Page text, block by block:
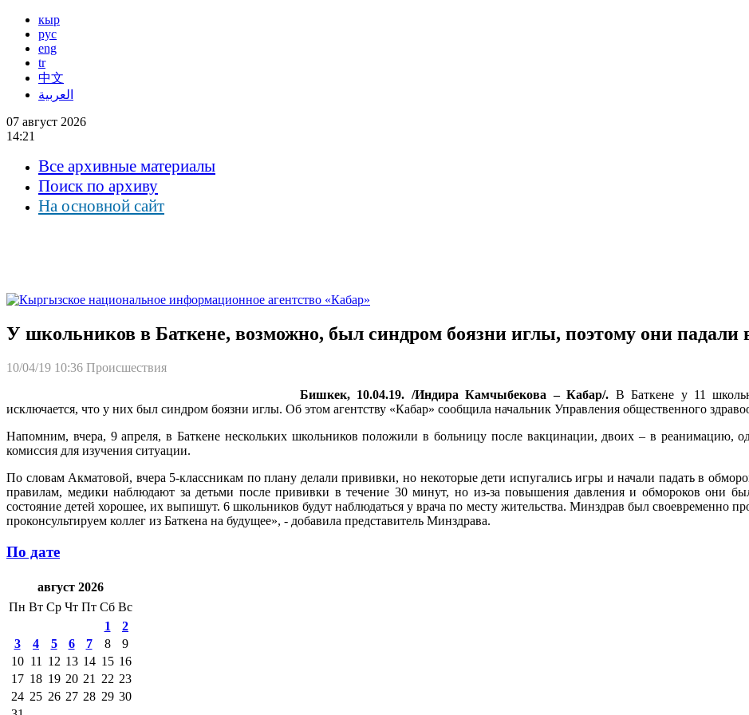
кыр
рус
eng
tr
中文
العربية
07 август 2026
14:21
Все архивные материалы
Поиск по архиву
На основной сайт
У школьников в Баткене, возможно, был синдром боязни иглы, поэтому они
10/04/19 10:36 Происшествия
Бишкек, 10.04.19. /Индира Камчыбекова – Кабар/. В Баткене у 11
исключается, что у них был синдром боязни иглы. Об этом агентству «Кабар» сообщила начальник Управления общественного
Напомним, вчера, 9 апреля, в Баткене нескольких школьников положили в больницу после вакцинации, двоих – в реанимацию,
комиссия для изучения ситуации.
По словам Акматовой, вчера 5-классникам по плану делали прививки, но некоторые дети испугались игры и начали падать в
правилам, медики наблюдают за детьми после прививки в течение 30 минут, но из-за повышения давления и обмороков они
состояние детей хорошее, их выпишут. 6 школьников будут наблюдаться у врача по месту жительства. Минздрав был своевременно
проконсультируем коллег из Баткена на будущее», - добавила представитель Минздрава.
По дате
август 2026
Пн Вт Ср Чт Пт Сб Вс
1
2
3
4 5 6 7 8
9
10 11 12 13 14 15 16
17 18 19 20 21 22 23
24 25 26 27 28 29 30